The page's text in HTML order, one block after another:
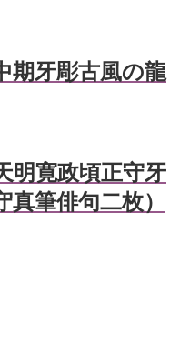
期牙彫古風の龍
明寛政頃正守牙
筆俳句二枚）